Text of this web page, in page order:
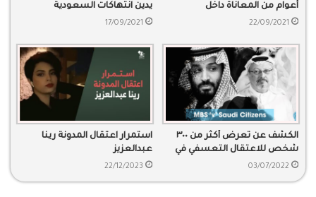
أعوام من المعاناة داخل
المعتقلات
22/09/2021
يدين انتهاكات السعودية
17/09/2021
الكشف عن تعرض أكثر من ٣٠٠
شخص للاعتقال التعسفي في
السعودية
03/07/2022
استمرار اعتقال المدونة رينا
عبدالعزيز
22/12/2023